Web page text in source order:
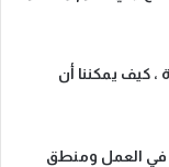
، كيف يمكننا أن
في العمل ومنطق